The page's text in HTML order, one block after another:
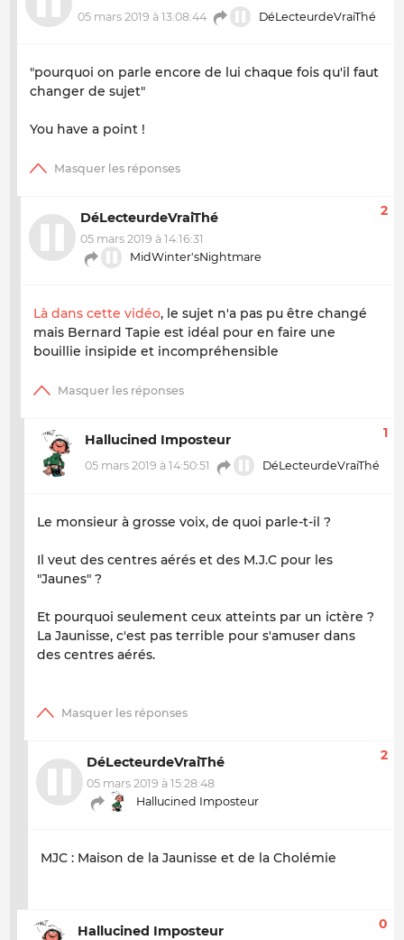
05 mars 2019 à 13:08:44 DéLecteurdeVraiThé
"pourquoi on parle encore de lui chaque fois qu'il faut
changer de sujet"
You have a point !
DéLecteurdeVraiThé
05 mars 2019 à 14:16:31
MidWinter'sNightmare
2
Là dans cette vidéo, le sujet n'a pas pu être changé
mais Bernard Tapie est idéal pour en faire une
bouillie insipide et incompréhensible
Hallucined Imposteur
05 mars 2019 à 14:50:51 DéLecteurdeVraiThé
1
Le monsieur à grosse voix, de quoi parle-t-il ?
Il veut des centres aérés et des M.J.C pour les
"Jaunes" ?
Et pourquoi seulement ceux atteints par un ictère ?
La Jaunisse, c'est pas terrible pour s'amuser dans
des centres aérés.
DéLecteurdeVraiThé
05 mars 2019 à 15:28:48
Hallucined Imposteur
2
MJC : Maison de la Jaunisse et de la Cholémie
Hallucined Imposteur 0